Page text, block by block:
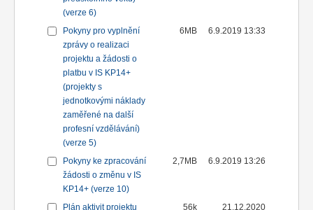
(verze 6)
Pokyny pro vyplnění
zprávy o realizaci
projektu a žádosti o
platbu v IS KP14+
(projekty s
jednotkovými náklady
zaměřené na další
profesní vzdělávání)
(verze 5)
6MB 6.9.2019 13:33
Pokyny ke zpracování
žádosti o změnu v IS
KP14+ (verze 10)
2,7MB 6.9.2019 13:26
Plán aktivit projektu 56k
21.12.2020